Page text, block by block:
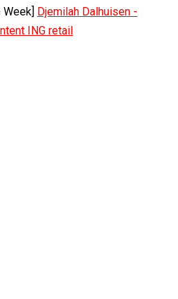
Week] Djemilah Dalhuisen -
ING retail